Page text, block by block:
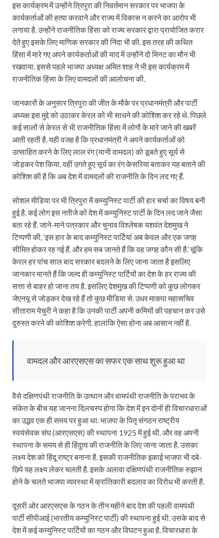
इस कार्यक्रम में उन्होंने त्रिपुरा की निवर्तमान सरकार पर भाजपा के
कार्यकर्ताओं की हत्या करवाने और राज्य में विकास न करने का आरोप भी
लगाया है. उन्होंने राजनीतिक हिंसा को राज्य सरकार द्वारा प्रायोजित करार
देते हुए इसके लिए माणिक सरकार की निंदा भी की. इस तरह की कथित
हिंसा में मारे गए अपने कार्यकर्ताओं की याद में उन्होंने दो मिनट का मौन भी
रखवाया. इससे पहले भाजपा अध्यक्ष अमित शाह ने भी इस कार्यक्रम में
राजनीतिक हिंसा के लिए वामदलों की आलोचना की.
जानकारों के अनुसार त्रिपुरा की जीत के मौके पर प्रधानमंत्री और पार्टी
अध्यक्ष इस मुद्दे को उठाकर केरल को भी साधने की कोशिश कर रहे थे. पिछले
कई सालों से केरल से भी राजनीतिक हिंसा में लोगों के मारे जाने की खबरें
आती रहती है. यही वजह है कि प्रधानमंत्री ने अपने कार्यकर्ताओं को
उत्साहित करने के लिए लाल रंग (यानी वामदल) को डूबते हुए सूर्य से
जोड़कर पेश किया. वहीं उगते हुए सूर्य का रंग केसरिया बताकर यह बताने की
कोशिश की है कि अब देश में वामदलों की राजनीति के दिन लद गए हैं.
सोशल मीडिया पर भी ​त्रिपुरा में कम्युनिस्ट पार्टी की हार चर्चा का विषय बनी
हुई है. कई लोग इस नतीजे को देश में कम्युनिस्ट पार्टी के दिन लद जाने जैसा
बता रहे हैं. जाने-माने पत्रकार और चुनाव विश्लेषक यशवंत देशमुख ने
टिप्पणी की, ‘इस हार के बाद कम्युनिस्ट पार्टियां अब केवल और एक जगह
सीमित होकर रह गई हैं. और हम सब जानते हैं कि वह जगह कौन सी है.’ चूंकि
केरल हर पांच साल बाद सरकार बदलने के लिए जाना जाता है इसलिए
जानकार मानते हैं कि जल्द ही कम्युनिस्ट पार्टियों का देश के हर राज्य की
सत्ता से बाहर हो जाना तय है. इसलिए देशमुख की टिप्पणी को कुछ लोगकर
जेएनयू से जोड़कर देख रहे हैं तो कुछ मीडिया से. उधर माकपा महासचिव
सीताराम येचुरी ने कहा है कि उनकी पार्टी अपनी कमियों की पहचान कर उसे
दुरुस्त करने की कोशिश करेगी. हालांकि ऐसा होना अब आसान नहीं है.
वामदल और आरएसएस का सफर एक साथ शुरू हुआ था
वैसे दक्षिणपंथी राजनीति के उत्थान और वामपंथी राजनीति के पराभव के
संकेत के बीच यह जानना दिलचस्प होगा कि देश में इन दोनों ही विचारधाराओं
का उद्भव एक ही समय पर हुआ था. भाजपा के पितृ संगठन राष्ट्रीय
स्वयंसेवक संघ (आरएसएस) की स्थापना 1925 में हुई थी. और वह अपनी
स्थापना के समय से ही हिंदुत्व की राजनीति के लिए जाना जाता है. उसका
लक्ष्य देश को हिंदू राष्ट्र बनाना है. इसकी राजनीतिक इकाई भाजपा भी दबे-
छिपे यह लक्ष्य लेकर चलती है. इसके अलावा दक्षिणपंथी राजनीतिक रुझान
होने के चलते भाजपा व्यवस्था में क्रांतिकारी बदलाव का विरोध भी करती है.
दूसरी ओर आरएसएस के गठन के तीन महीने बाद देश की पहली वामपंथी
पार्टी सीपीआई (भारतीय कम्युनिस्ट पार्टी) की स्थापना हुई थी. उसके बाद से
देश में कई कम्युनिस्ट पार्टियों का गठन और विघटन हुआ है. विचारधारा के